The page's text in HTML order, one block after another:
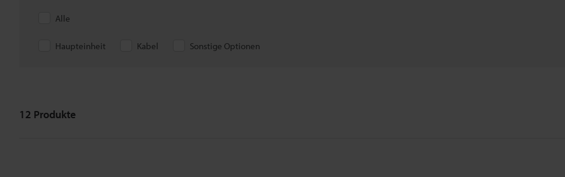
Alle
Haupteinheit Kabel Sonstige Optionen
12 Produkte